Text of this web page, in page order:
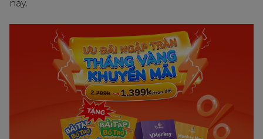
này.